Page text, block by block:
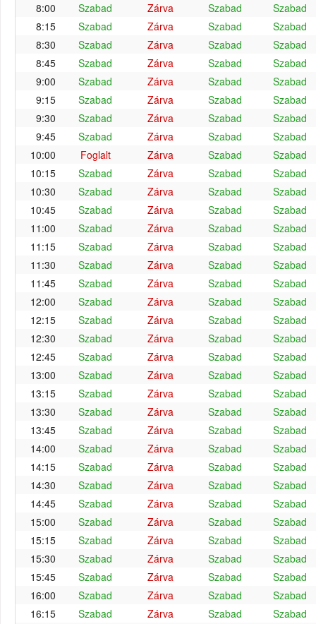
8:00
Szabad Zárva Szabad
Szabad
8:15
Szabad Zárva Szabad
Szabad
8:30
Szabad Zárva Szabad
Szabad
8:45
Szabad Zárva Szabad
Szabad
9:00
Szabad Zárva Szabad
Szabad
9:15
Szabad Zárva Szabad
Szabad
9:30
Szabad Zárva Szabad
Szabad
9:45
Szabad Zárva Szabad
Szabad
10:00
Foglalt Zárva Szabad
Szabad
10:15
Szabad Zárva Szabad
Szabad
10:30
Szabad Zárva Szabad
Szabad
10:45
Szabad Zárva Szabad
Szabad
11:00
Szabad Zárva Szabad
Szabad
11:15
Szabad Zárva Szabad
Szabad
11:30
Szabad Zárva Szabad
Szabad
11:45
Szabad Zárva Szabad
Szabad
12:00
Szabad Zárva Szabad
Szabad
12:15
Szabad Zárva Szabad
Szabad
12:30
Szabad Zárva Szabad
Szabad
12:45
Szabad Zárva Szabad
Szabad
13:00
Szabad Zárva Szabad
Szabad
13:15
Szabad Zárva Szabad
Szabad
13:30
Szabad Zárva Szabad
Szabad
13:45
Szabad Zárva Szabad
Szabad
14:00
Szabad Zárva Szabad
Szabad
14:15
Szabad Zárva Szabad
Szabad
14:30
Szabad Zárva Szabad
Szabad
14:45
Szabad Zárva Szabad
Szabad
15:00
Szabad Zárva Szabad
Szabad
15:15
Szabad Zárva Szabad
Szabad
15:30
Szabad Zárva Szabad
Szabad
15:45
Szabad Zárva Szabad
Szabad
16:00
Szabad Zárva Szabad
Szabad
16:15
Szabad Zárva Szabad Szabad